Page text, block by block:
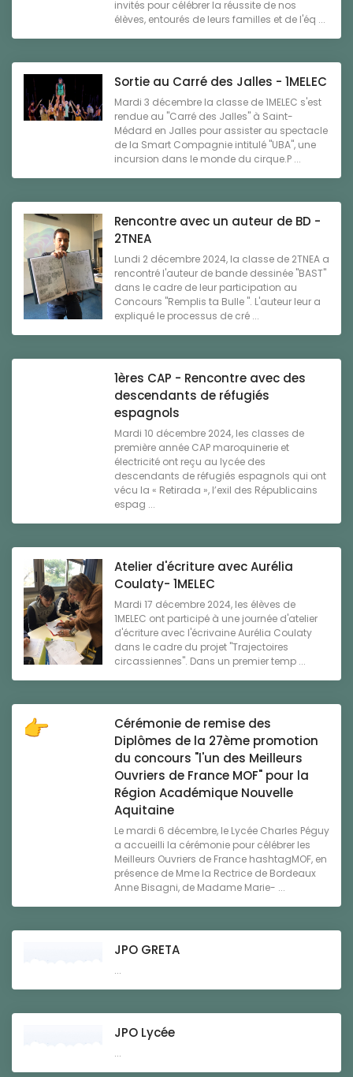
invités pour célébrer la réussite de nos
élèves, entourés de leurs familles et de l'éq ...
Sortie au Carré des Jalles - 1MELEC
Mardi 3 décembre la classe de 1MELEC s'est
rendue au "Carré des Jalles" à Saint-
Médard en Jalles pour assister au spectacle
de la Smart Compagnie intitulé "UBA", une
incursion dans le monde du cirque.P ...
Rencontre avec un auteur de BD -
2TNEA
Lundi 2 décembre 2024, la classe de 2TNEA a
rencontré l'auteur de bande dessinée "BAST"
dans le cadre de leur participation au
Concours "Remplis ta Bulle ". L'auteur leur a
expliqué le processus de cré ...
1ères CAP - Rencontre avec des
descendants de réfugiés
espagnols
Mardi 10 décembre 2024, les classes de
première année CAP maroquinerie et
électricité ont reçu au lycée des
descendants de réfugiés espagnols qui ont
vécu la « Retirada », l’exil des Républicains
espag ...
Atelier d'écriture avec Aurélia
Coulaty- 1MELEC
Mardi 17 décembre 2024, les élèves de
1MELEC ont participé à une journée d'atelier
d'écriture avec l'écrivaine Aurélia Coulaty
dans le cadre du projet "Trajectoires
circassiennes". Dans un premier temp ...
Cérémonie de remise des
Diplômes de la 27ème promotion
du concours "l'un des Meilleurs
Ouvriers de France MOF" pour la
Région Académique Nouvelle
Aquitaine
Le mardi 6 décembre, le Lycée Charles Péguy
a accueilli la cérémonie pour célébrer les
Meilleurs Ouvriers de France hashtagMOF, en
présence de Mme la Rectrice de Bordeaux
Anne Bisagni, de Madame Marie- ...
JPO GRETA
...
JPO Lycée
...